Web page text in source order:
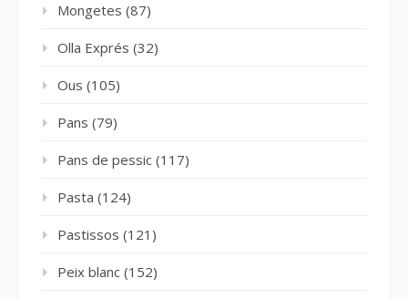
Mongetes (87)
Olla Exprés (32)
Ous (105)
Pans (79)
Pans de pessic (117)
Pasta (124)
Pastissos (121)
Peix blanc (152)